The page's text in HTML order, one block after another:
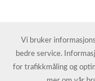
Vi bruker
bedre service.
for trafikkmåling og